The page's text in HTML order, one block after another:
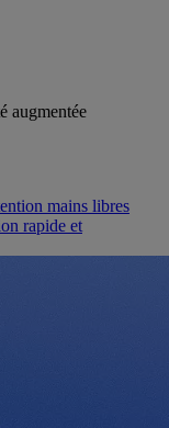
augmentée
mains libres
rapide et